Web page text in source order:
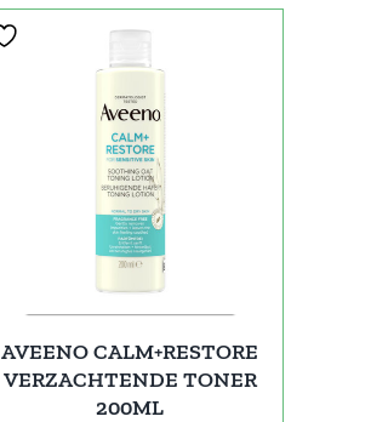
AVEENO CALM+RESTORE
VERZACHTENDE TONER
200ML